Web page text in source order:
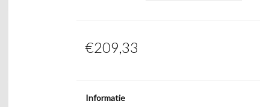
€209,33
Informatie